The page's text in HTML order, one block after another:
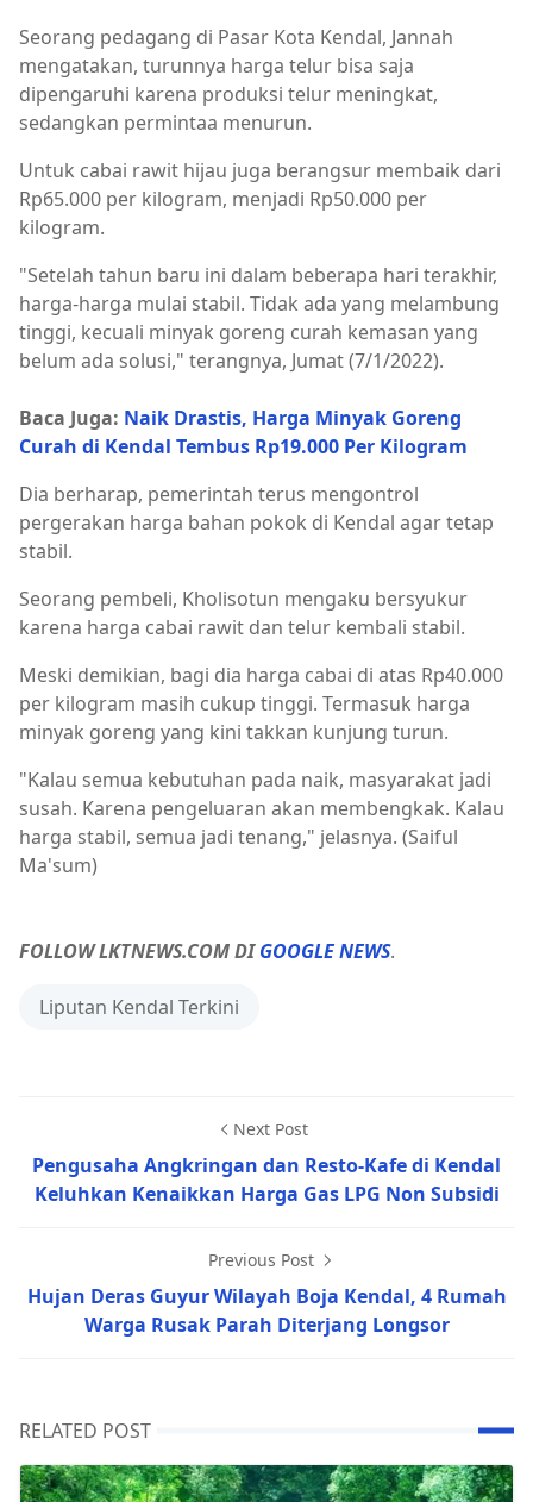
Seorang pedagang di Pasar Kota Kendal, Jannah
mengatakan, turunnya harga telur bisa saja
dipengaruhi karena produksi telur meningkat,
sedangkan permintaa menurun.
Untuk cabai rawit hijau juga berangsur membaik dari
Rp65.000 per kilogram, menjadi Rp50.000 per
kilogram.
"Setelah tahun baru ini dalam beberapa hari terakhir,
harga-harga mulai stabil. Tidak ada yang melambung
tinggi, kecuali minyak goreng curah kemasan yang
belum ada solusi," terangnya, Jumat (7/1/2022).
Baca Juga: Naik Drastis, Harga Minyak Goreng
Curah di Kendal Tembus Rp19.000 Per Kilogram
Dia berharap, pemerintah terus mengontrol
pergerakan harga bahan pokok di Kendal agar tetap
stabil.
Seorang pembeli, Kholisotun mengaku bersyukur
karena harga cabai rawit dan telur kembali stabil.
Meski demikian, bagi dia harga cabai di atas Rp40.000
per kilogram masih cukup tinggi. Termasuk harga
minyak goreng yang kini takkan kunjung turun.
"Kalau semua kebutuhan pada naik, masyarakat jadi
susah. Karena pengeluaran akan membengkak. Kalau
harga stabil, semua jadi tenang," jelasnya. (Saiful
Ma'sum)
FOLLOW LKTNEWS.COM DIGOOGLE NEWS.
Liputan Kendal Terkini
Next Post
Pengusaha Angkringan dan Resto-Kafe di Kendal
Keluhkan Kenaikkan Harga Gas LPG Non Subsidi
Previous Post
Hujan Deras Guyur Wilayah Boja Kendal, 4 Rumah
Warga Rusak Parah Diterjang Longsor
RELATED POST